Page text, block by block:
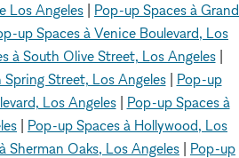
Los Angeles
Pop-up Spaces à Grand
up Spaces à Venice Boulevard, Los
à South Olive Street, Los Angeles|
Street, Los Angeles| Pop-up
Los Angeles| Pop-up Spaces à
Pop-up Spaces à Hollywood, Los
Sherman Oaks, Los Angeles
Pop-up